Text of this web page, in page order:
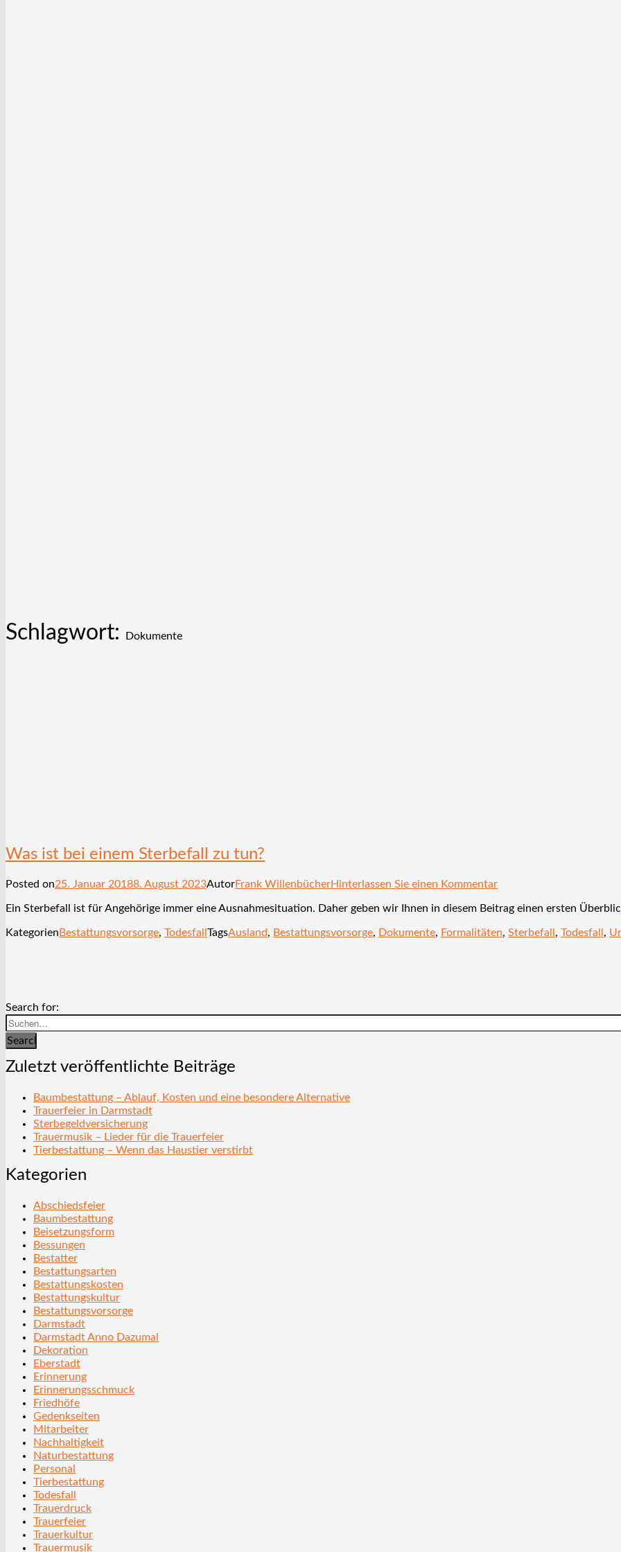
Schlagwort: Dokumente
Was ist bei einem Sterbefall zu tun?
Posted on25. Januar 20188. August 2023AutorFrank WillenbücherHinterlassen Sie einen Kommentar
Ein Sterbefall ist für Angehörige immer eine Ausnahmesituation. Daher geben wir Ihnen in diesem Beitrag einen ersten
Kategorien Bestattungsvorsorge, Todesfall TagsAusland, Bestattungsvorsorge, Dokumente, Formalitäten, Sterbefall , Todesfall ,
Search for:
Search
Zuletzt veröffentlichte Beiträge
Baumbestattung – Ablauf, Kosten und eine besondere Alternative
Trauerfeier in Darmstadt
Sterbegeldversicherung
Trauermusik – Lieder für die Trauerfeier
Tierbestattung – Wenn das Haustier verstirbt
Kategorien
Abschiedsfeier
Baumbestattung
Beisetzungsform
Bessungen
Bestatter
Bestattungsarten
Bestattungskosten
Bestattungskultur
Bestattungsvorsorge
Darmstadt
Darmstadt Anno Dazumal
Dekoration
Eberstadt
Erinnerung
Erinnerungsschmuck
Friedhöfe
Gedenkseiten
Mitarbeiter
Nachhaltigkeit
Naturbestattung
Personal
Tierbestattung
Todesfall
Trauerdruck
Trauerfeier
Trauerkultur
Trauermusik